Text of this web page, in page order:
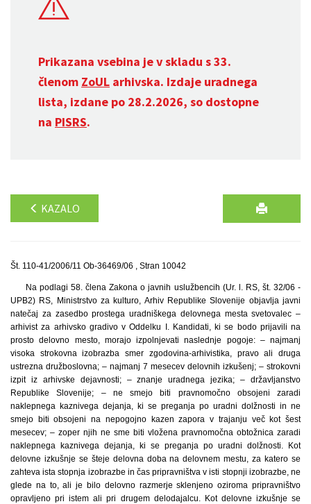
Prikazana vsebina je v skladu s 33.
členom ZoUL arhivska. Izdaje uradnega
lista, izdane po 28.2.2026, so dostopne
na PISRS.
KAZALO
Št. 110-41/2006/11 Ob-36469/06 , Stran 10042
Na podlagi 58. člena Zakona o javnih uslužbencih (Ur. l. RS, št. 32/06 -
UPB2) RS, Ministrstvo za kulturo, Arhiv Republike Slovenije objavlja javni
natečaj za zasedbo prostega uradniškega delovnega mesta svetovalec –
arhivist za arhivsko gradivo v Oddelku I. Kandidati, ki se bodo prijavili na
prosto delovno mesto, morajo izpolnjevati naslednje pogoje: – najmanj
visoka strokovna izobrazba smer zgodovina-arhivistika, pravo ali druga
ustrezna družboslovna; – najmanj 7 mesecev delovnih izkušenj; – strokovni
izpit iz arhivske dejavnosti; – znanje uradnega jezika; – državljanstvo
Republike Slovenije; – ne smejo biti pravnomočno obsojeni zaradi
naklepnega kaznivega dejanja, ki se preganja po uradni dolžnosti in ne
smejo biti obsojeni na nepogojno kazen zapora v trajanju več kot šest
mesecev; – zoper njih ne sme biti vložena pravnomočna obtožnica zaradi
naklepnega kaznivega dejanja, ki se preganja po uradni dolžnosti. Kot
delovne izkušnje se šteje delovna doba na delovnem mestu, za katero se
zahteva ista stopnja izobrazbe in čas pripravništva v isti stopnji izobrazbe, ne
glede na to, ali je bilo delovno razmerje sklenjeno oziroma pripravništvo
opravljeno pri istem ali pri drugem delodajalcu. Kot delovne izkušnje se